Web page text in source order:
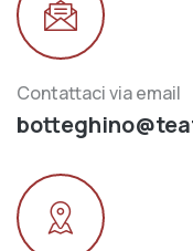
Contattaci via email